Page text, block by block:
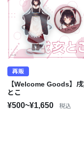
再販
【Welcome Goods】
とこ
¥500~¥1,650 税込